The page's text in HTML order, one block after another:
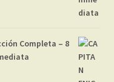
Completa – 8